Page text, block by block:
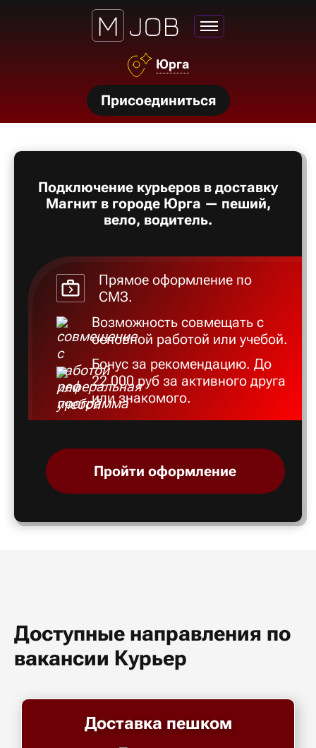
Юрга
Присоединиться
Подключение курьеров в доставку
Магнит в городе Юрга — пеший,
вело, водитель.
Прямое оформление по
СМЗ.
Возможность совмещать с
основной работой или учебой.
Бонус за рекомендацию. До
22 000 руб за активного друга
или знакомого.
Пройти оформление
Доступные направления по
вакансии Курьер
Доставка пешком